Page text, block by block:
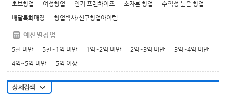
초보창업 여성창업 인기 프랜차이즈 소자본 창업
수익성 높은 창업
배달특화매장
창업박사/신규창업아이템
예산별창업
5천 미만 5천~1억 미만 1억~2억 미만 2억~3억 미만
3억~4억 미만
4억~5억 미만
5억 이상